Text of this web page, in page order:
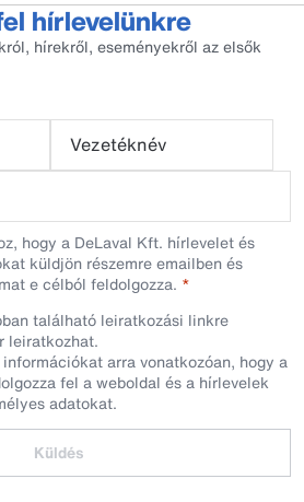
hírlevelünkre
hírekről, eseményekről az elsők
Vezetéknév
hogy a DeLaval Kft. hírlevelet és
küldjön részemre emailben és
e célból feldolgozza.
található leiratkozási linkre
leiratkozhat.
arra vonatkozóan, hogy a
fel a weboldal és a hírlevelek
adatokat.
Küldés